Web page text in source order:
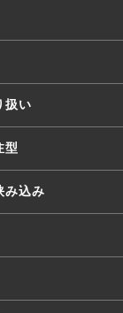
扱い
型
み込み